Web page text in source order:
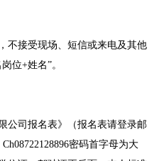
不接受现场、短信或来电及其他
位+姓名”。
公司报名表》（报名表请登录邮
密码首字母为大